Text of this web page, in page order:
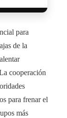
para
de la
cooperación
para frenar el
más